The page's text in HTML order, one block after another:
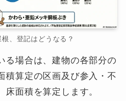
根、登記はどうなる？
る場合は、建物の各部分の
積算定の区画及び参入・不
床面積を算定します。